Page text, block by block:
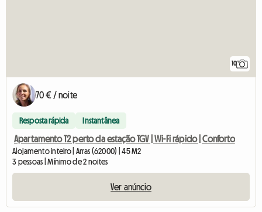
10
70 € / noite
Resposta rápida Instantânea
Apartamento T2 perto da estação TGV | Wi-Fi rápido | Conforto
Alojamento inteiro | Arras (62000) | 45 M2
3 pessoas | Mínimo de 2 noites
Ver anúncio